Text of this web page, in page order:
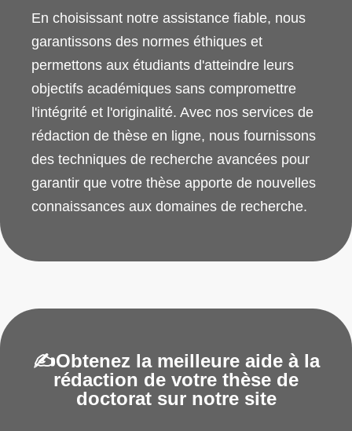
En choisissant notre assistance fiable, nous
garantissons des normes éthiques et
permettons aux étudiants d'atteindre leurs
objectifs académiques sans compromettre
l'intégrité et l'originalité. Avec nos services de
rédaction de thèse en ligne, nous fournissons
des techniques de recherche avancées pour
garantir que votre thèse apporte de nouvelles
connaissances aux domaines de recherche.
✍Obtenez la meilleure aide à la
rédaction de votre thèse de
doctorat sur notre site